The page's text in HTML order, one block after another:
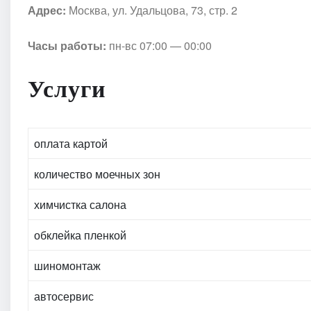
Адрес: Москва, ул. Удальцова, 73, стр. 2
Часы работы: пн-вс 07:00 — 00:00
Услуги
оплата картой
количество моечных зон
химчистка салона
обклейка пленкой
шиномонтаж
автосервис